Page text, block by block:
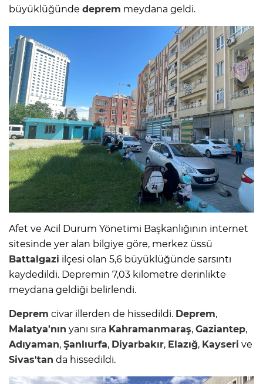
büyüklüğünde deprem meydana geldi.
Afet ve Acil Durum Yönetimi Başkanlığının internet
sitesinde yer alan bilgiye göre, merkez üssü
Battalgazi ilçesi olan 5,6 büyüklüğünde sarsıntı
kaydedildi. Depremin 7,03 kilometre derinlikte
meydana geldiği belirlendi.
Deprem civar illerden de hissedildi. Deprem,
Malatya'nın yanı sıra Kahramanmaraş, Gaziantep,
Adıyaman, Şanlıurfa, Diyarbakır, Elazığ, Kayseri ve
Sivas'tan da hissedildi.